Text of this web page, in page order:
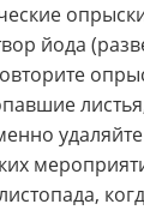
йода